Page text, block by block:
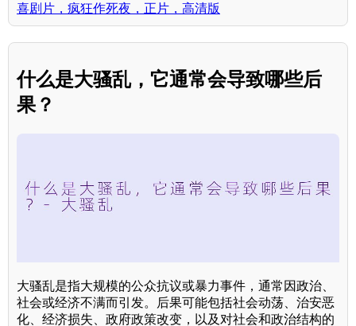
喜剧片，疯狂作死夜，正片，高清版
什么是大骚乱，它通常会导致哪些后
果？
大骚乱是指大规模的公众抗议或暴力事件，通常因政治、
社会或经济不满而引发。后果可能包括社会动荡、治安恶
化、经济损失、政府政策改变，以及对社会和政治结构的